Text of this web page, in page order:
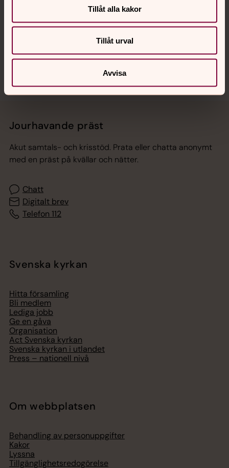
Tillåt alla kakor
Tillåt urval
Avvisa
Jourhavande präst
Akut samtals- och krisstöd. Prata eller chatta anonymt
med en präst på kvällar och nätter.
Chatt
Digitalt brev
Telefon 112
Svenska kyrkan
Hitta församling
Bli medlem
Lediga jobb
Ge en gåva
Organisation
Act Svenska kyrkan
Svenska kyrkan i utlandet
Press – nationell nivå
Om webbplatsen
Behandling av personuppgifter
Kakor
Lyssna
Tillgänglighetsredogörelse